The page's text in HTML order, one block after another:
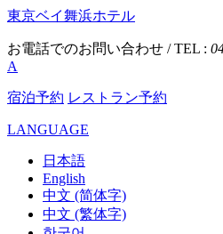
東京ベイ舞浜ホテル
お電話でのお問い合わせ / TEL :
A
宿泊予約 レストラン予約
LANGUAGE
日本語
English
中文 (简体字)
中文 (繁体字)